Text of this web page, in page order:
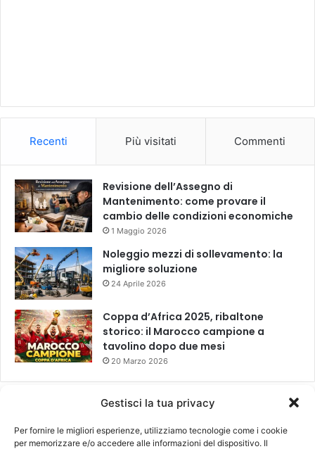
Gestisci la tua privacy
Per fornire le migliori esperienze, utilizziamo tecnologie come i cookie
per memorizzare e/o accedere alle informazioni del dispositivo. Il
Recenti Più visitati Commenti
Revisione dell’Assegno di
Mantenimento: come provare il
cambio delle condizioni economiche
1 Maggio 2026
Noleggio mezzi di sollevamento: la
migliore soluzione
24 Aprile 2026
Coppa d’Africa 2025, ribaltone
storico: il Marocco campione a
tavolino dopo due mesi
20 Marzo 2026